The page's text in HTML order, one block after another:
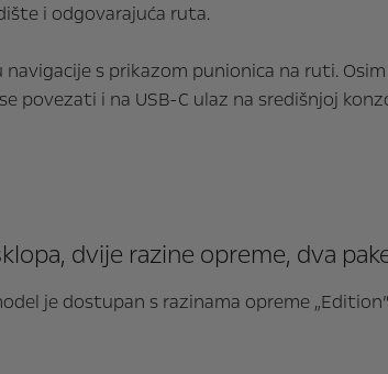
i odgovarajuća ruta.
s prikazom punionica na ruti.
i na USB-C ulaz na središnjoj
dvije razine opreme, dva
je dostupan s razinama opreme